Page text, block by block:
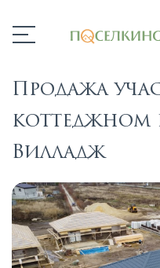
Продажа
коттеджном
Вилладж